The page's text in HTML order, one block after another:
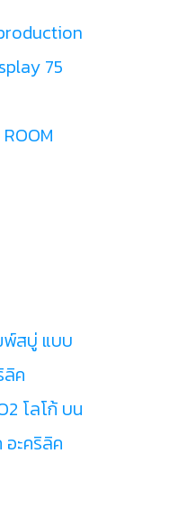
75
สบู่ แบบ
ค
โลโก้ บน
ะคริลิค